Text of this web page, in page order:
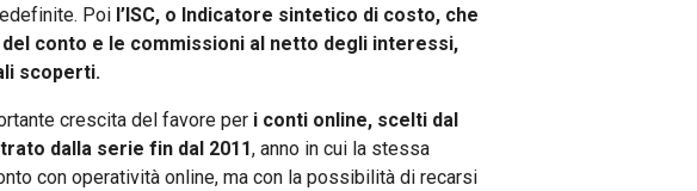
Poi l’ISC, o Indicatore sintetico di costo, che
conto e le commissioni al netto degli interessi,
scoperti.
crescita del favore per i conti online, scelti dal
dalla serie fin dal 2011, anno in cui la stessa
con operatività online, ma con la possibilità di recarsi